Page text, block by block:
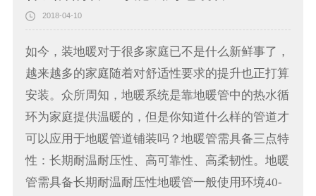
2018-04-10
如今，装地暖对于很多家庭已不是什么新鲜事了，
越来越多的家庭随着对舒适性要求的提升也正打算
安装。众所周知，地暖系统是靠地暖管中的热水循
环为家庭提供温暖的，但是你知道什么样的管道才
可以应用于地暖管道铺装吗？地暖管需具备三点特
性：长期耐温耐压性、高可靠性、高柔韧性。地暖
管需具备长期耐温耐压性地暖管一般使用环境40-